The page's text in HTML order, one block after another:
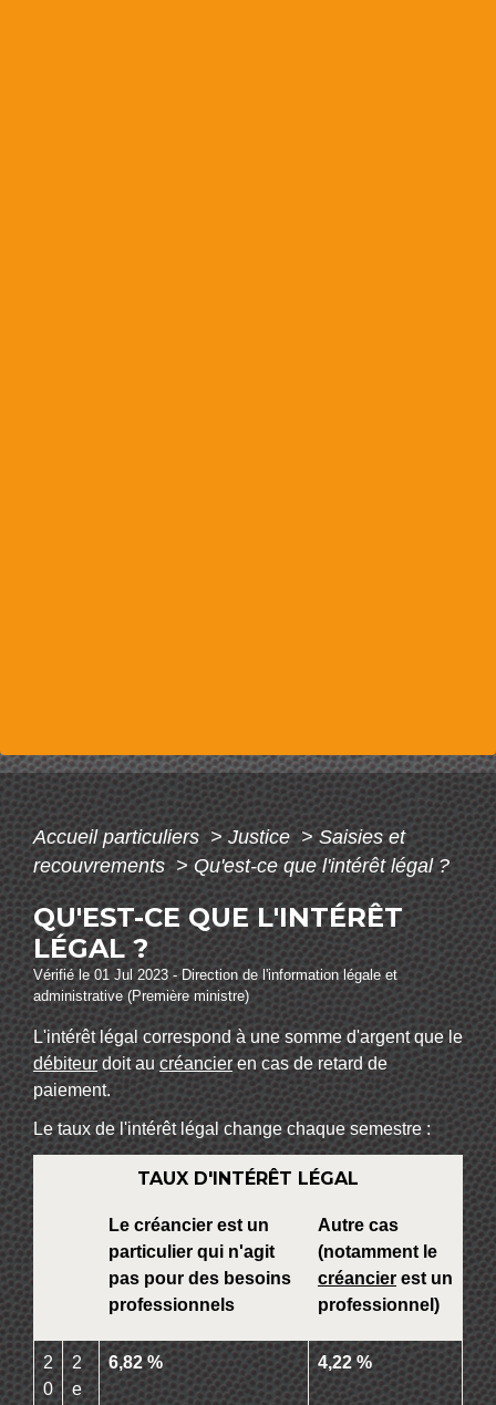
Accueil particuliers> Justice> Saisies et
recouvrements > Qu'est-ce que l'intérêt légal ?
QU'EST-CE QUE L'INTÉRÊT
LÉGAL ?
Vérifié le 01 Jul 2023 - Direction de l'information légale et
administrative (Première ministre)
L'intérêt légal correspond à une somme d'argent que le
débiteurdoit aucréancieren cas de retard de
paiement.
Le taux de l'intérêt légal change chaque semestre :
TAUX D'INTÉRÊT LÉGAL
Le créancier est un
particulier qui n'agit
pas pour des besoins
professionnels
Autre cas
(notamment le
créancier est un
professionnel)
2
0
2
e
6,82 % 4,22 %